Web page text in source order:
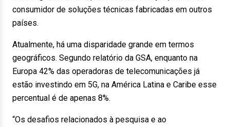
consumidor de soluções técnicas fabricadas em outros
países.
Atualmente, há uma disparidade grande em termos
geográficos. Segundo relatório da GSA, enquanto na
Europa 42% das operadoras de telecomunicações já
estão investindo em 5G, na América Latina e Caribe esse
percentual é de apenas 8%.
“Os desafios relacionados à pesquisa e ao